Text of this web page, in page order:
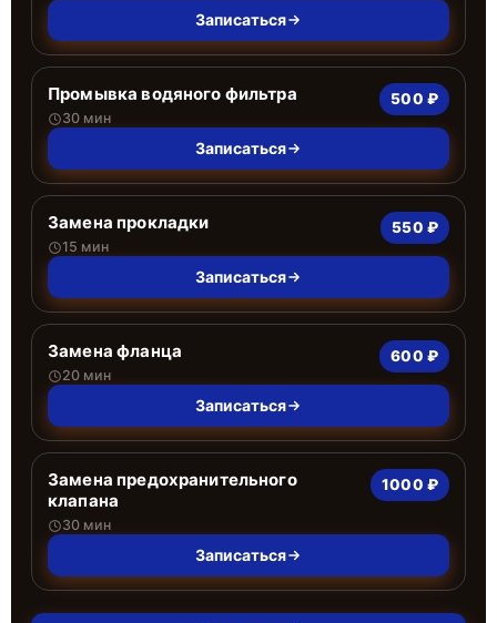
Записаться
Промывка водяного фильтра
30 мин
500 ₽
Записаться
Замена прокладки
15 мин
550 ₽
Записаться
Замена фланца
20 мин
600 ₽
Записаться
Замена предохранительного
клапана
30 мин
1000 ₽
Записаться